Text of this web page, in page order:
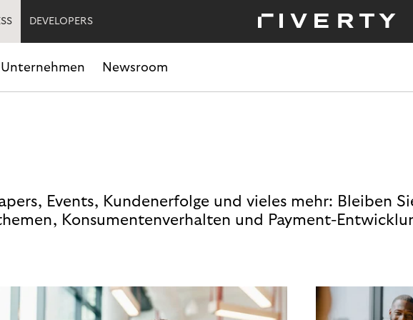
DEVELOPERS
Unternehmen Newsroom
Events, Kundenerfolge und vieles mehr: Bleiben
Konsumentenverhalten und Payment-